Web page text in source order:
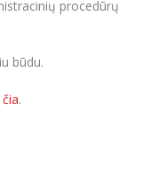
procedūrų
būdu.
čia.